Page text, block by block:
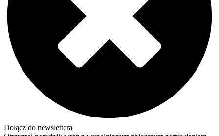
Dołącz do newslettera